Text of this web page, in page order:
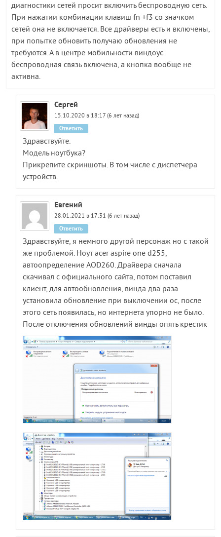
диагностики сетей просит включить беспроводную сеть.
При нажатии комбинации клавиш fn +f3 со значком
сетей она не включается. Все драйверы есть и включены,
при попытке обновить получаю обновления не
требуются. А в центре мобильности виндоус
беспроводная связь включена, а кнопка вообще не
активна.
Сергей
15.10.2020 в 18:17 (6 лет назад)
Здравствуйте.
Модель ноутбука?
Прикрепите скриншоты. В том числе с диспетчера
устройств.
Ответить
Евгений
28.01.2021 в 17:31 (6 лет назад)
Здравствуйте, я немного другой персонаж но с такой
же проблемой. Ноут acer aspire one d255,
автоопределение AOD260. Драйвера сначала
скачивал с официального сайта, потом поставил
клиент, для автообновления, винда два раза
установила обновление при выключении ос, после
этого сеть появилась, но интернета упорно не было.
После отключения обновлений винды опять крестик
Ответить